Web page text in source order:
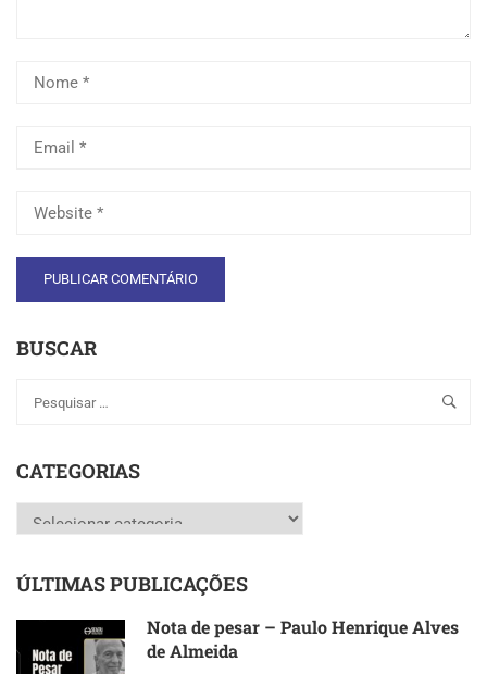
BUSCAR
CATEGORIAS
Categorias
ÚLTIMAS PUBLICAÇÕES
Nota de pesar – Paulo Henrique Alves
de Almeida